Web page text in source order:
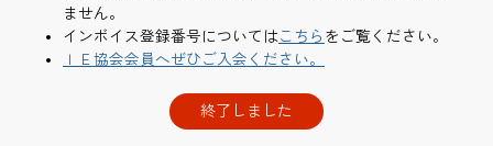
ません。
インボイス登録番号についてはこちら をご覧ください。
ＩＥ協会会員へぜひご入会ください。
終了しました